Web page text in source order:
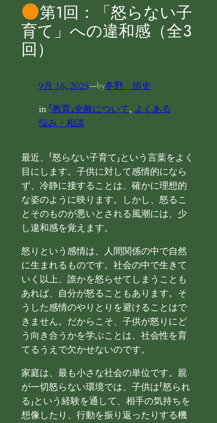
第1回：「怒らない子
育て」への違和感（全３
回）
9月 16, 2025—by冬野 恒史
in 「教育」全般について, よくある
悩み・相談
最近、「怒らない子育て」という言葉をよく
目にします。子供に対して感情的になら
ず、冷静に接することは、確かに理想的
な姿のように映ります。しかし、怒るこ
とそのものが悪いとされる風潮には、少
し違和感を覚えます。
怒りという感情は、人間関係の中で自然
に生まれるものです。社会の中で生きて
いく以上、誰かを怒らせてしまうことも
あれば、自分が怒ることもあります。そ
うした感情のやりとりを避けることはで
きません。だからこそ、子供が怒りにど
う向き合うかを学ぶことは、社会性を育
てるうえで欠かせないのです。
家庭は、最も小さな社会の単位です。親
が一切怒らない環境では、子供は「怒られ
る」という経験を通して、相手の気持ちを
想像したり、行動を振り返ったりする機